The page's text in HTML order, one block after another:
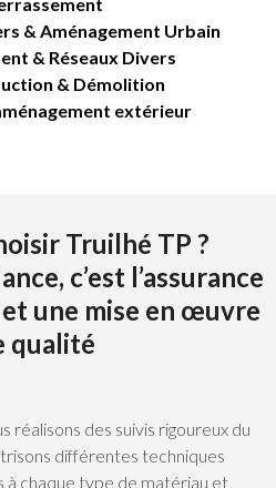
& Aménagement Urbain
& Réseaux Divers
& Démolition
extérieur
Truilhé TP ?
c’est l’assurance
une mise en œuvre
qualité
réalisons des suivis rigoureux du
différentes techniques
à chaque type de matériau et